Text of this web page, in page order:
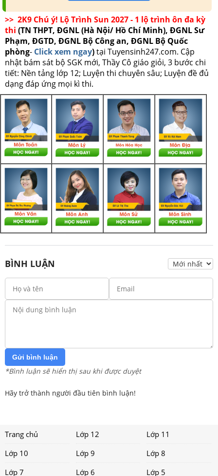
>> 2K9 Chú ý! Lộ Trình Sun 2027 - 1 lộ trình ôn đa kỳ
thi (TN THPT, ĐGNL (Hà Nội/ Hồ Chí Minh), ĐGNL Sư
Phạm, ĐGTD, ĐGNL Bộ Công an, ĐGNL Bộ Quốc
phòng- Click xem ngay)tại Tuyensinh247.com. Cập
nhật bám sát bộ SGK mới, Thầy Cô giáo giỏi, 3 bước chi
tiết: Nền tảng lớp 12; Luyện thi chuyên sâu; Luyện đề đủ
dạng đáp ứng mọi kì thi.
BÌNH LUẬN
Gửi bình luận
*Bình luận sẽ hiển thị sau khi được duyệt
Hãy trở thành người đầu tiên bình luận!
Trang chủ Lớp 12
Lớp 11
Lớp 10
Lớp 9
Lớp 8
Lớp 7
Lớp 6 Lớp 5